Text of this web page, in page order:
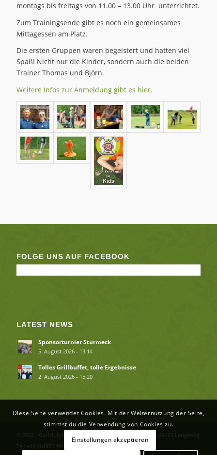
montags bis freitags von 11.00 – 13.00 Uhr unterrichtet.
Zum Trainingsende gibt es noch ein gemeinsames
Mittagessen am Platz.
Die ersten Gruppen waren begeistert und hatten viel
Spaß! Nicht nur die Kinder, sondern auch die beiden
Trainer Thomas und Björn.
Weitere Infos zur Anmeldung gibt es hier.
FOLGE UNS AUF FACEBOOK
LATEST NEWS
Sponsorturnier Sturmeck
5. August 2026 - 13:14
Tolles Grillbuffet, tolle Ergebnisse
2. August 2026 - 15:20
© 2022 - Golfclub Insel Langeoog e.V. Flughafenstr. 2 - D 26465 Langeoog
Tel: +49 (0)4972 990246 info(at)inselgolfen.de
Diese Seite verwendet Cookies. Mit der Weiternutzung der Seite,
stimmst du die Verwendung von Cookies zu.
Einstellungen akzeptieren